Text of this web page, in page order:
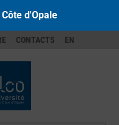
CONTACTS EN
d'Opale